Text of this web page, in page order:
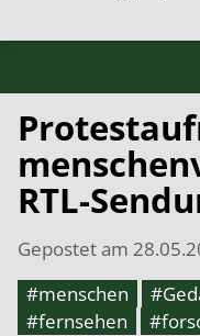
RTL-
Gepostet am
#menschen
#fernsehen